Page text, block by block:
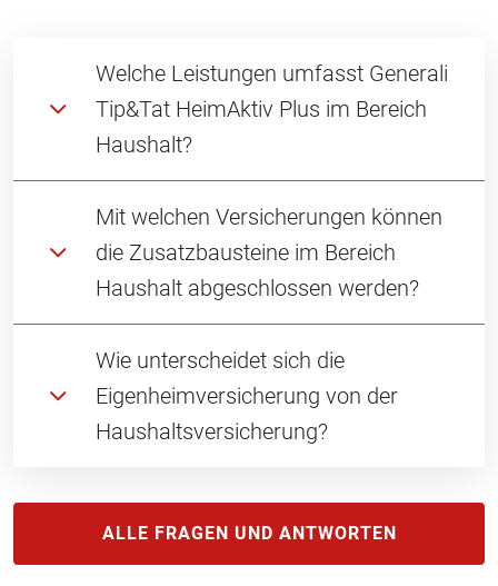
Welche Leistungen umfasst Generali
Tip&Tat HeimAktiv Plus im Bereich
Haushalt?
Mit welchen Versicherungen können
die Zusatzbausteine im Bereich
Haushalt abgeschlossen werden?
Wie unterscheidet sich die
Eigenheimversicherung von der
Haushaltsversicherung?
ALLE FRAGEN UND ANTWORTEN